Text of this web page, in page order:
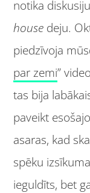
notika
house deju.
piedzīvoja
par zemi”
tas bija
paveikt
asaras, kad
spēku
ieguldīts, bet